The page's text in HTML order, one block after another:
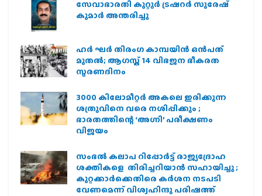
സേവാഭാരതി കുറ്റൂർ ട്രഷറർ സുരേഷ്
കുമാർ അന്തരിച്ചു
ഹര്‍ ഘര്‍ തിരംഗ കാമ്പയിന്‍ ഒന്‍പത്
മുതല്‍; ആഗസ്ത് 14 വിഭജന ഭീകരത
സ്മരണദിനം
3000 കിലോമീറ്റർ അകലെ ഇരിക്കുന്ന
ശത്രുവിനെ വരെ നശിപ്പിക്കും ;
ഭാരതത്തിന്റെ ‘അഗ്നി’ പരീക്ഷണം
വിജയം
സംഭൽ കലാപ റിപ്പോർട്ട് രാജ്യദ്രോഹ
ശക്തികളെ തിരിച്ചറിയാൻ സഹായിച്ചു ;
കുറ്റക്കാർക്കെതിരെ കർശന നടപടി
വേണമെന്ന് വിശ്വഹിന്ദു പരിഷത്ത്